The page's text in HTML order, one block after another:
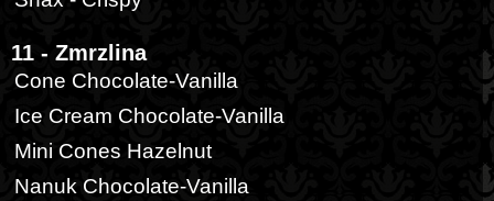
11 - Zmrzlina
Cone Chocolate-Vanilla
Ice Cream Chocolate-Vanilla
Mini Cones Hazelnut
Nanuk Chocolate-Vanilla